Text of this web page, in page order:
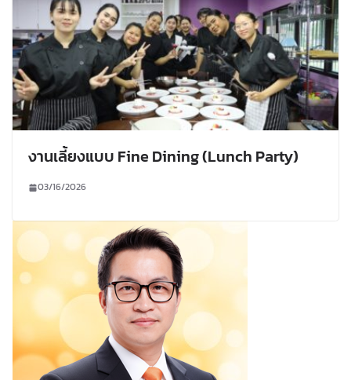
งานเลี้ยงแบบ Fine Dining (Lunch Party)
03/16/2026